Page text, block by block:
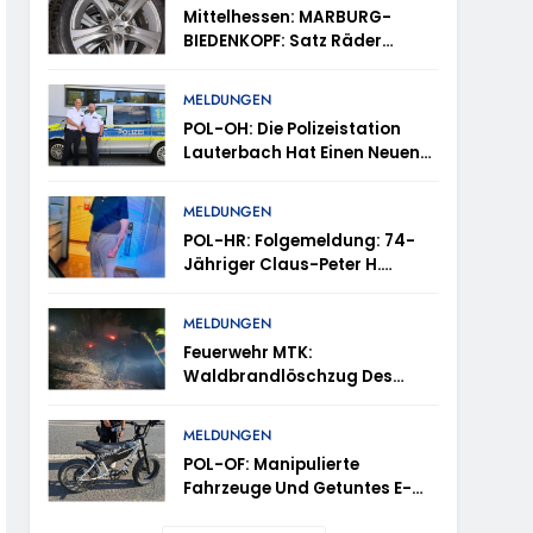
– TRuP-Spezialisten Decken Gleich Mehrere
Vermisst
Und Taunusstein-Seitzenhahn –
Erbeten Und Wer Hat Den Fahrraddieb
Mittelhessen: MARBURG-
BIEDENKOPF: Satz Räder
MELDUNGEN
POL-OH: Die Polizeistation
Lauterbach Hat Einen Neuen
Markus Höfer
MELDUNGEN
POL-HR: Folgemeldung: 74-
Jähriger Claus-Peter H.
Veröffentlichung Eines Fotos
MELDUNGEN
Feuerwehr MTK:
Waldbrandlöschzug Des
Unterstützt Bei Waldbrand Im
Rheingau-Taunus-Kreis –
Rund 45 Einsatzkräfte
Sicherten In Schwierigem
MELDUNGEN
POL-OF: Manipulierte
Fahrzeuge Und Getuntes E-